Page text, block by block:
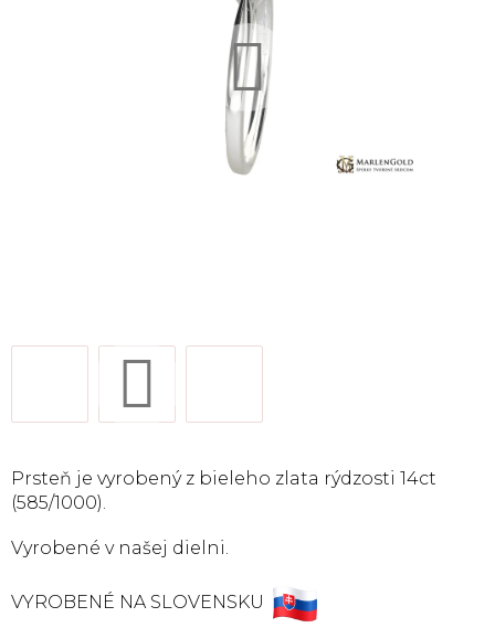
Prsteň je vyrobený z bieleho zlata rýdzosti 14ct
(585/1000).
Vyrobené v našej dielni.
VYROBENÉ NA SLOVENSKU